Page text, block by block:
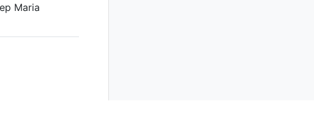
Maria